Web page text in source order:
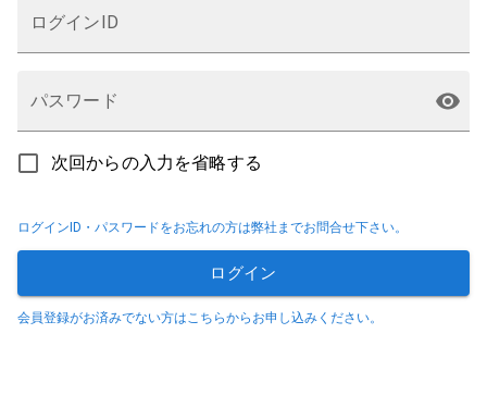
ログインID
パスワード
次回からの入力を省略する
ログインID・パスワードをお忘れの方は弊社までお問合せ下さい。
ログイン
会員登録がお済みでない方はこちらからお申し込みください。